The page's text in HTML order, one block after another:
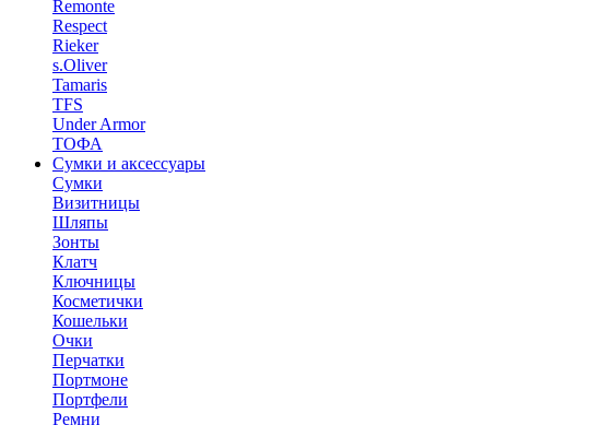
Remonte
Respect
Rieker
s.Oliver
Tamaris
TFS
Under Armor
ТОФА
Сумки и аксессуары
Сумки
Визитницы
Шляпы
Зонты
Клатч
Ключницы
Косметички
Кошельки
Очки
Перчатки
Портмоне
Портфели
Ремни